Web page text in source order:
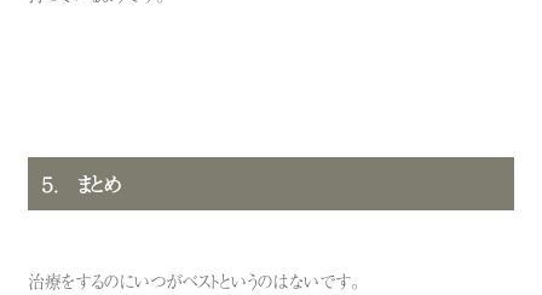
５． まとめ
治療をするのにいつがベストというのはないです。